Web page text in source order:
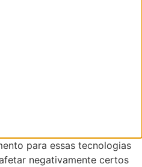
para essas tecnologias
negativamente certos